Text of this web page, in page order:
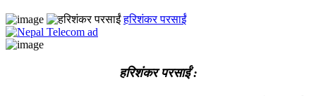
हरिशंकर परसाईं
हरिशंकर परसाईं :